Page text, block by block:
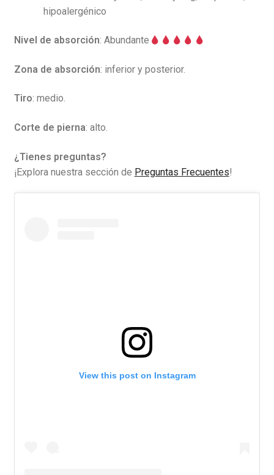
hipoalergénico
Nivel de absorción: Abundante
Zona de absorción: inferior y posterior.
Tiro: medio.
Corte de pierna: alto.
¿Tienes preguntas?
¡Explora nuestra sección de Preguntas Frecuentes!
View this post on Instagram